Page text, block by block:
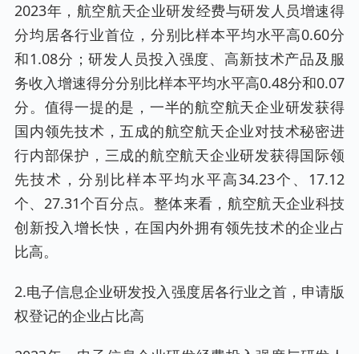
2023年，航空航天企业研发经费与研发人员增速得
分均居各行业首位，分别比样本平均水平高0.60分
和1.08分；研发人员投入强度、高新技术产品及服
务收入增速得分分别比样本平均水平高0.48分和0.07
分。值得一提的是，一半的航空航天企业研发获得
国内领先技术，五成的航空航天企业对技术秘密进
行内部保护，三成的航空航天企业研发获得国际领
先技术，分别比样本平均水平高34.23个、17.12
个、27.31个百分点。整体来看，航空航天企业科技
创新投入增长快，在国内外拥有领先技术的企业占
比高。
2.电子信息企业研发投入强度居各行业之首，申请版
权登记的企业占比高